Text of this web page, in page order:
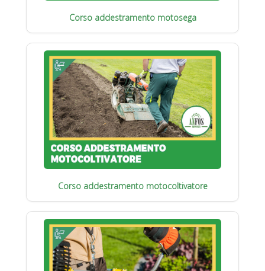
Corso addestramento motosega
Corso addestramento motocoltivatore